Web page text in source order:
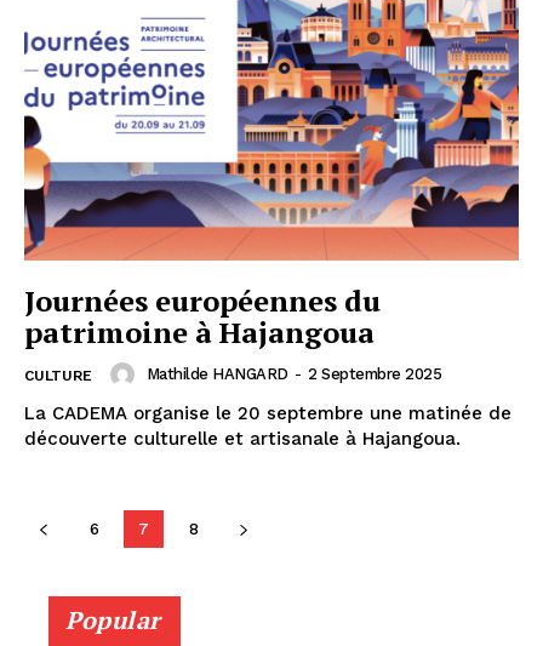
Journées européennes du
patrimoine à Hajangoua
CULTURE Mathilde HANGARD - 2 Septembre 2025
La CADEMA organise le 20 septembre une matinée de
découverte culturelle et artisanale à Hajangoua.
6 7 8
Popular